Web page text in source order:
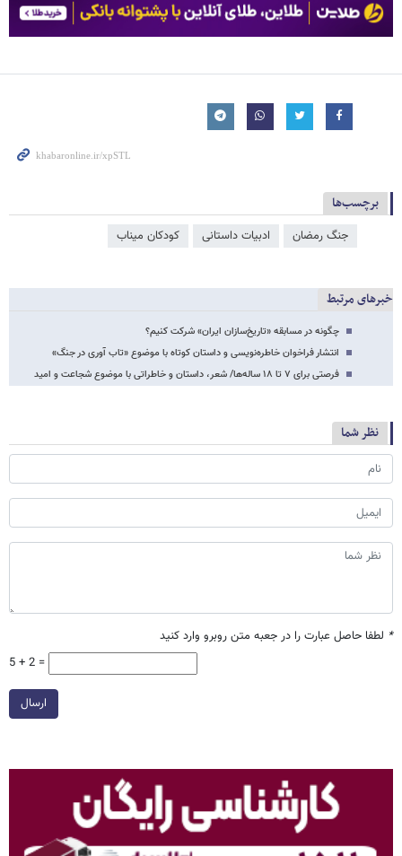
برچسب‌ها
جنگ رمضان ادبیات داستانی کودکان میناب
خبرهای مرتبط
چگونه در مسابقه «تاریخ‌سازان ایران» شرکت کنیم؟
انتشار فراخوان خاطره‌نویسی و داستان کوتاه با موضوع «تاب آوری در جنگ»
فرصتی برای ۷ تا ۱۸ ساله‌ها/ شعر، داستان و خاطراتی با موضوع شجاعت و امید
نظر شما
* لطفا حاصل عبارت را در جعبه متن روبرو وارد کنید
5 + 2 =
ارسال